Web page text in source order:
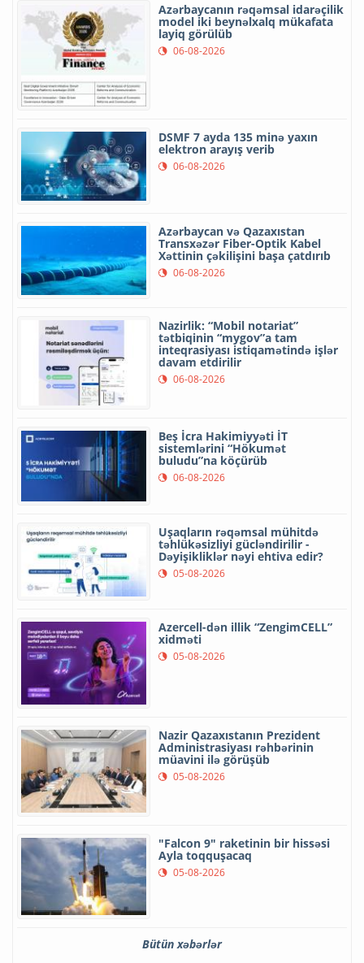
Azərbaycanın rəqəmsal idarəçilik
model iki beynəlxalq mükafata
layiq görülüb
06-08-2026
DSMF 7 ayda 135 minə yaxın
elektron arayış verib
06-08-2026
Azərbaycan və Qazaxıstan
Transxəzər Fiber-Optik Kabel
Xəttinin çəkilişini başa çatdırıb
06-08-2026
Nazirlik: “Mobil notariat”
tətbiqinin “mygov”a tam
inteqrasiyası istiqamətində işlər
davam etdirilir
06-08-2026
Beş İcra Hakimiyyəti İT
sistemlərini “Hökumət
buludu”na köçürüb
06-08-2026
Uşaqların rəqəmsal mühitdə
təhlükəsizliyi gücləndirilir -
Dəyişikliklər nəyi ehtiva edir?
05-08-2026
Azercell-dən illik “ZengimCELL”
xidməti
05-08-2026
Nazir Qazaxıstanın Prezident
Administrasiyası rəhbərinin
müavini ilə görüşüb
05-08-2026
"Falcon 9" raketinin bir hissəsi
Ayla toqquşacaq
05-08-2026
Bütün xəbərlər